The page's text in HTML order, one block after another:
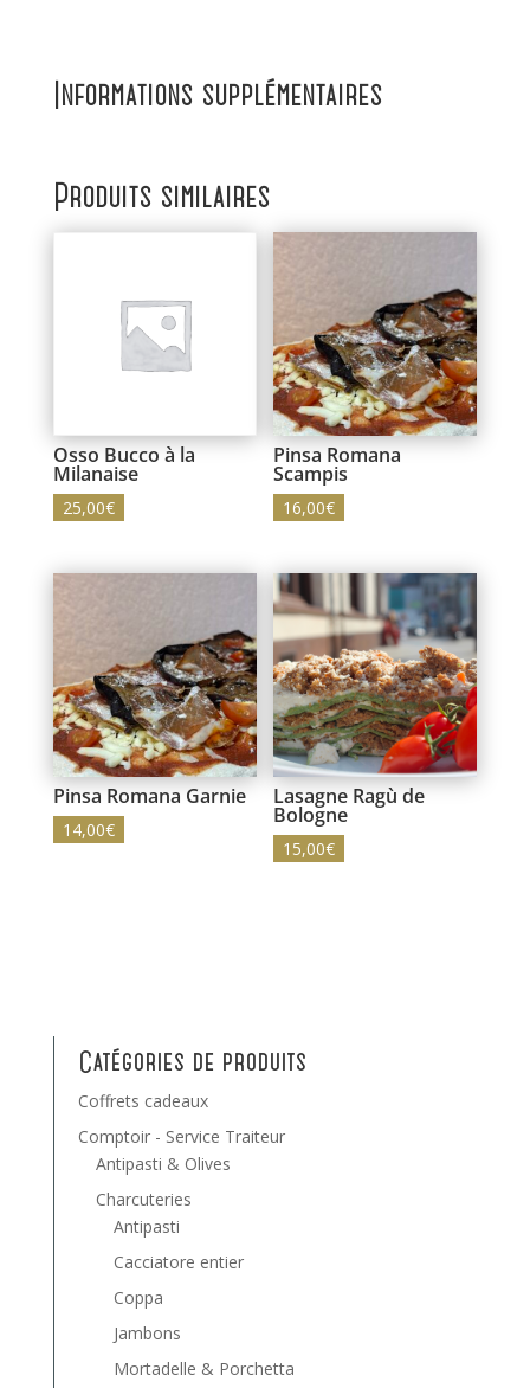
Informations supplémentaires
Produits similaires
Osso Bucco à la
Milanaise
25,00€
Pinsa Romana
Scampis
16,00€
Pinsa Romana Garnie
14,00€
Lasagne Ragù de
Bologne
15,00€
Catégories de produits
Coffrets cadeaux
Comptoir - Service Traiteur
Antipasti & Olives
Charcuteries
Antipasti
Cacciatore entier
Coppa
Jambons
Mortadelle & Porchetta